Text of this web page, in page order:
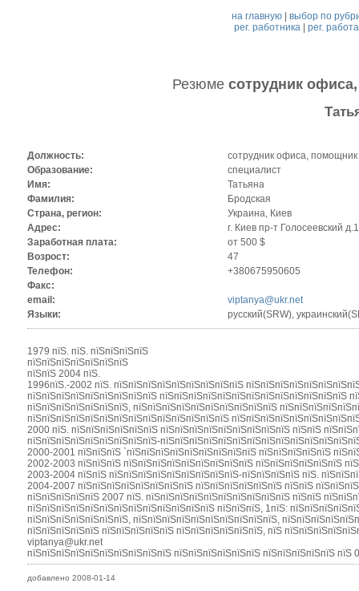
на главную |выбор по
рег. работника| рег.
Резюме сотрудник
Должность:
сотрудник офиса,
Образование:
специалист
Имя:
Татьяна
Фамилия:
Бродская
Страна, регион:
Украина, Киев
Адрес:
г. Киев пр-т Голосеевский
Заработная плата:
от 500 $
Возрост:
47
Телефон:
+380675950605
Факс:
email:
viptanya@ukr.net
Языки:
русский(SRW),
1979 пїЅ. пїЅ. пїЅпїЅпїЅпїЅ
пїЅпїЅпїЅпїЅпїЅпїЅпїЅ
пїЅпїЅ 2004 пїЅ.
1996пїЅ.-2002 пїЅ. пїЅпїЅпїЅпїЅпїЅпїЅпїЅпїЅпїЅ
пїЅпїЅпїЅпїЅпїЅпїЅпїЅпїЅпїЅ пїЅпїЅпїЅпїЅпїЅпїЅпїЅпїЅпїЅпїЅпїЅпїЅпїЅ
пїЅпїЅпїЅпїЅпїЅпїЅпїЅ, пїЅпїЅпїЅпїЅпїЅпїЅпїЅпїЅпїЅпїЅ
пїЅпїЅпїЅпїЅпїЅпїЅпїЅпїЅпїЅпїЅпїЅпїЅпїЅпїЅ
2000 пїЅ. пїЅпїЅпїЅпїЅпїЅпїЅ пїЅпїЅпїЅпїЅпїЅпїЅпїЅпїЅпїЅ пїЅпїЅ
пїЅпїЅпїЅпїЅпїЅпїЅпїЅпїЅпїЅ-
2000-2001 пїЅпїЅпїЅ `пїЅпїЅпїЅпїЅпїЅпїЅпїЅпїЅпїЅ пїЅпїЅпїЅпїЅпїЅ
2002-2003 пїЅпїЅпїЅ пїЅпїЅпїЅпїЅпїЅпїЅпїЅпїЅпїЅ пїЅпїЅпїЅпїЅпїЅпїЅ
2003-2004 пїЅпїЅ пїЅпїЅпїЅпїЅпїЅпїЅпїЅпїЅпїЅ-пїЅпїЅпїЅпїЅ пїЅ.
2004-2007 пїЅпїЅпїЅпїЅпїЅпїЅпїЅпїЅ пїЅпїЅпїЅпїЅпїЅпїЅ пїЅпїЅ
пїЅпїЅпїЅпїЅпїЅ 2007 пїЅ. пїЅпїЅпїЅпїЅпїЅпїЅпїЅпїЅпїЅпїЅ пїЅпїЅ
пїЅпїЅпїЅпїЅпїЅпїЅпїЅпїЅпїЅпїЅпїЅпїЅпїЅ пїЅпїЅпїЅ, 1пїЅ:
пїЅпїЅпїЅпїЅпїЅпїЅпїЅ, пїЅпїЅпїЅпїЅпїЅпїЅпїЅпїЅпїЅпїЅ,
пїЅпїЅпїЅпїЅпїЅ пїЅпїЅпїЅпїЅпїЅ пїЅпїЅпїЅпїЅпїЅпїЅ, пїЅ
viptanya@ukr.net
пїЅпїЅпїЅпїЅпїЅпїЅпїЅпїЅпїЅпїЅ пїЅпїЅпїЅпїЅпїЅпїЅ пїЅпїЅпїЅпїЅпїЅ
добавлено 2008-01-14